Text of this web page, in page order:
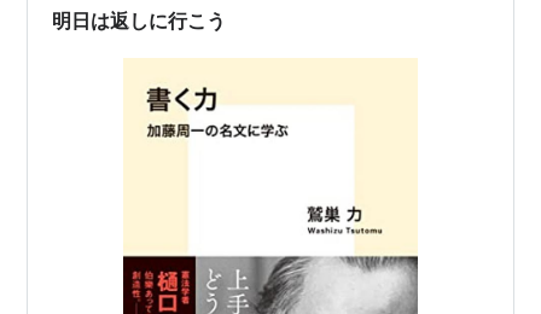
ないのだ。 中には「恥をかかされた。」「傷ついた。」
明日は返しに行こう